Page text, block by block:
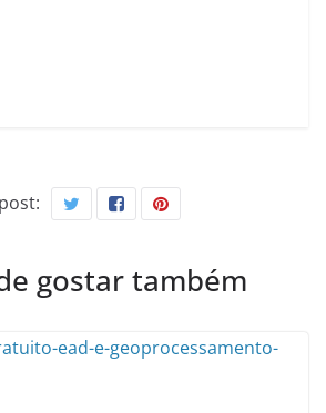
gostar também